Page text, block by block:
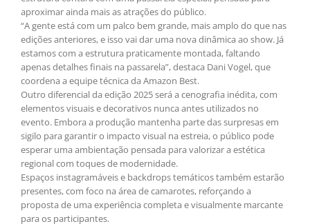
aproximar ainda mais as atrações do público.
“A gente está com um palco bem grande, mais amplo do que nas
edições anteriores, e isso vai dar uma nova dinâmica ao show. Já
estamos com a estrutura praticamente montada, faltando
apenas detalhes finais na passarela”, destaca Dani Vogel, que
coordena a equipe técnica da Amazon Best.
Outro diferencial da edição 2025 será a cenografia inédita, com
elementos visuais e decorativos nunca antes utilizados no
evento. Embora a produção mantenha parte das surpresas em
sigilo para garantir o impacto visual na estreia, o público pode
esperar uma ambientação pensada para valorizar a estética
regional com toques de modernidade.
Espaços instagramáveis e backdrops temáticos também estarão
presentes, com foco na área de camarotes, reforçando a
proposta de uma experiência completa e visualmente marcante
para os participantes.